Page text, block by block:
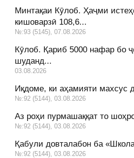
Минтақаи Кӯлоб. Ҳаҷми
кишоварзӣ 108,6...
№:93 (5145), 07.08.2026
Кӯлоб. Қариб 5000 нафар бо
шуданд...
03.08.2026
Иқдоме, ки аҳамияти махсус
№:92 (5144), 03.08.2026
Аз роҳи пурмашаққат то
№:92 (5144), 03.08.2026
Қабули довталабон ба
№:92 (5144), 03.08.2026